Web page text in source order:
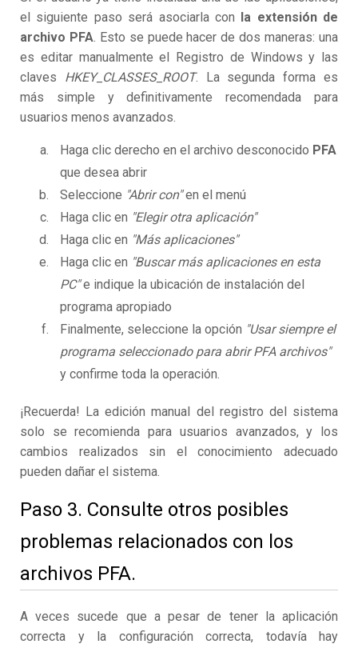
el siguiente paso será asociarla con la extensión de
archivo PFA. Esto se puede hacer de dos maneras: una
es editar manualmente el Registro de Windows y las
claves HKEY_CLASSES_ROOT. La segunda forma es
más simple y definitivamente recomendada para
usuarios menos avanzados.
Haga clic derecho en el archivo desconocido PFA
que desea abrir
Seleccione "Abrir con"en el menú
Haga clic en "Elegir otra aplicación"
Haga clic en "Más aplicaciones"
Haga clic en "Buscar más aplicaciones en esta
PC"e indique la ubicación de instalación del
programa apropiado
Finalmente, seleccione la opción "Usar siempre el
programa seleccionado para abrir PFA archivos"
y confirme toda la operación.
¡Recuerda! La edición manual del registro del sistema
solo se recomienda para usuarios avanzados, y los
cambios realizados sin el conocimiento adecuado
pueden dañar el sistema.
Paso 3. Consulte otros posibles
problemas relacionados con los
archivos PFA.
A veces sucede que a pesar de tener la aplicación
correcta y la configuración correcta, todavía hay